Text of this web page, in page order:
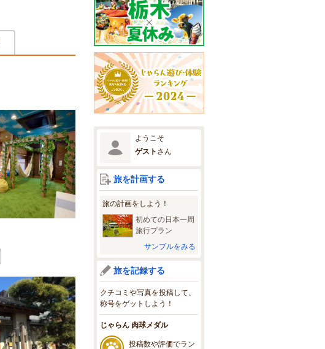
ようこそ
ゲスト さん
旅を計画する
旅の計画をしよう！
初めての日本一周
旅行プラン
サンプルをみる
旅を記録する
クチコミや写真を投稿して、
称号をゲットしよう！
じゃらん 肉球メダル
投稿数や評価でラン